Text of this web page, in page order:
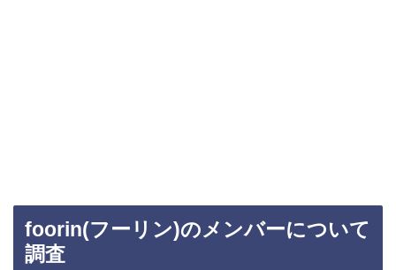
foorin(フーリン)のメンバーについて
調査